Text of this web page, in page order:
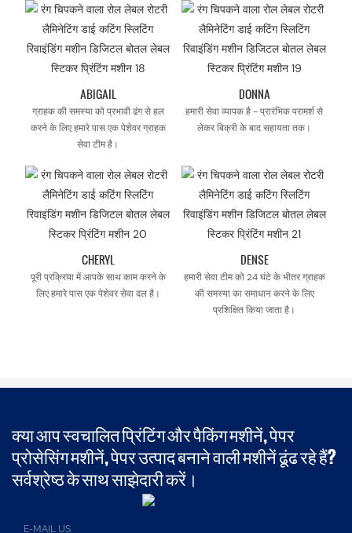
ABIGAIL
ग्राहक की समस्या को प्रभावी ढंग से हल
करने के लिए हमारे पास एक पेशेवर ग्राहक
सेवा टीम है।
DONNA
हमारी सेवा व्यापक है - प्रारंभिक परामर्श से
लेकर बिक्री के बाद सहायता तक।
CHERYL
पूरी प्रक्रिया में आपके साथ काम करने के
लिए हमारे पास एक पेशेवर सेवा दल है।
DENSE
हमारी सेवा टीम को 24 घंटे के भीतर ग्राहक
की समस्या का समाधान करने के लिए
प्रशिक्षित किया जाता है।
क्या आप स्वचालित प्रिंटिंग और पैकिंग मशीनें, पेपर
प्रोसेसिंग मशीनें, पेपर उत्पाद बनाने वाली मशीनें ढूंढ रहे हैं?
सर्वश्रेष्ठ के साथ साझेदारी करें।
E-MAIL US